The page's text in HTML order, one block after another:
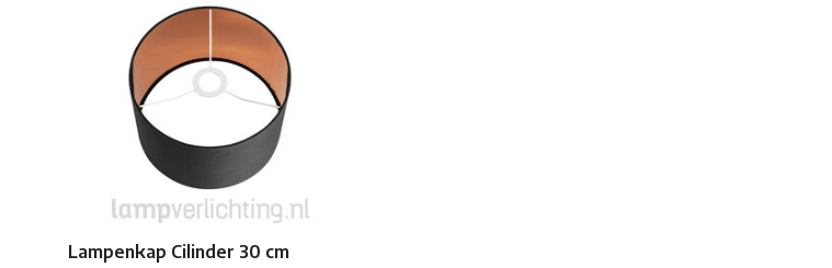
Lampenkap Cilinder 30 cm